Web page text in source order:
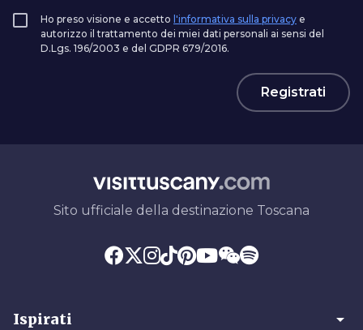
Ho preso visione e accetto l'informativa sulla privacy e
autorizzo il trattamento dei miei dati personali ai sensi del
D.Lgs. 196/2003 e del GDPR 679/2016.
Registrati
Sito ufficiale della destinazione Toscana
Ispirati arrow_drop_down